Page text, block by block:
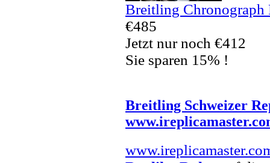
Breitling Chronograph
€485
Jetzt nur noch €412
Sie sparen 15% !
Breitling Schweizer